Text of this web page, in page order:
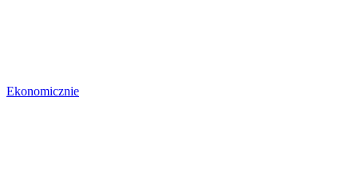
Ekonomicznie